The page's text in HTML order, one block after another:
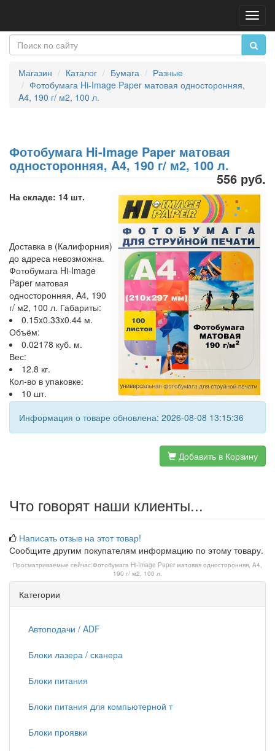
Магазин Каталог Бумага
Разные
Фотобумага Hi-Image Paper матовая односторонняя,
A4, 190 г/ м2, 100 л.
Фотобумага Hi-Image Paper матовая
односторонняя, A4, 190 г/ м2, 100 л.
556 руб.
На складе: 14 шт.
Доставка в (Калифорния)
до адреса невозможна.
Фотобумага Hi-Image
Paper матовая
односторонняя, A4, 190
г/ м2, 100 л. Габариты:
0.15x0.33x0.44 м.
Объём:
0.02178 куб. м.
Вес:
12.8 кг.
Кол-во в упаковке:
10 шт.
Информация о товаре обновлена: 2026-08-08 13:15:36
Добавить в Корзину
Что говорят наши клиенты...
Написать отзыв на этот товар!
Сообщите другим покупателям информацию по этому товару.
Просматриваемые сейчас:Фотобумага Hi-Image Paper матовая односторонняя, A4,
190 г/ м2, 100 л.
Категории
Автоподачи / ADF
Блоки лазера / сканера
Блоки питания
Блоки питания для компьютерной т
Блоки проявки